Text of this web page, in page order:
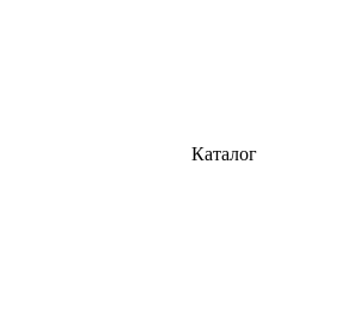
Каталог